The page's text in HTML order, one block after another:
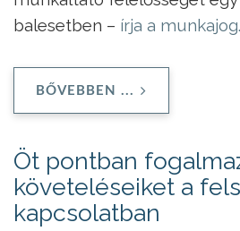
balesetben – írja a
BŐVEBBEN ...
Öt pontban
követeléseiket a
kapcsolatban